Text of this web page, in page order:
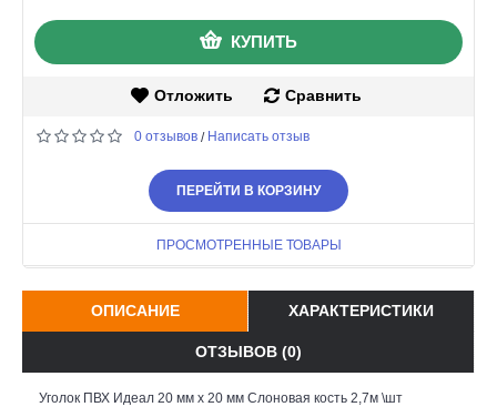
КУПИТЬ
Отложить Сравнить
0 отзывов / Написать отзыв
ПЕРЕЙТИ В КОРЗИНУ
ПРОСМОТРЕННЫЕ ТОВАРЫ
ОПИСАНИЕ ХАРАКТЕРИСТИКИ
ОТЗЫВОВ (0)
Уголок ПВХ Идеал 20 мм х 20 мм Слоновая кость 2,7м \шт